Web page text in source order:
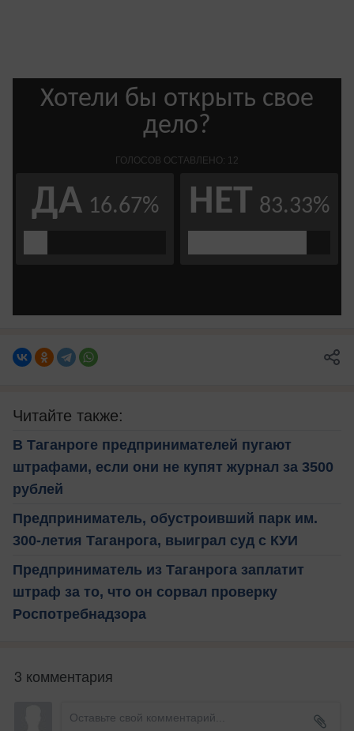
Читайте также:
В Таганроге предпринимателей пугают
штрафами, если они не купят журнал за 3500
рублей
Предприниматель, обустроивший парк им.
300-летия Таганрога, выиграл суд с КУИ
Предприниматель из Таганрога заплатит
штраф за то, что он сорвал проверку
Роспотребнадзора
3 комментария